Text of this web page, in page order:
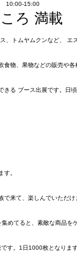
10:00-15:00
ろ 満載
、トムヤムクンなど、
食物、果物などの販売や
きる ブース出展です。日
す。
来て、楽しんでいただけ
めてると、素敵な商品を
す。1日1000枚となります